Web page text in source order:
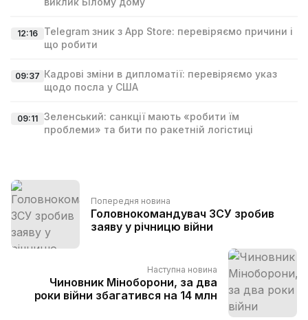
12:16
Telegram зник з App Store: перевіряємо причини і
що робити
09:37 Кадрові зміни в дипломатії: перевіряємо указ
щодо посла у США
09:11 Зеленський: санкції мають «робити їм
проблеми» та бити по ракетній логістиці
Попередня новина
Головнокомандувач ЗСУ зробив
заяву у річницю війни
Наступна новина
Чиновник Міноборони, за два
роки війни збагатився на 14 млн